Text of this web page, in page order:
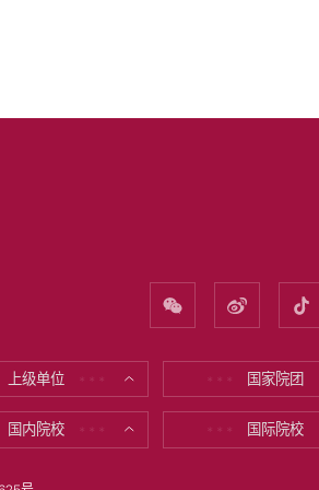
级单位 * * * * * * 国家院团
内院校 * * * * * * 国际院校